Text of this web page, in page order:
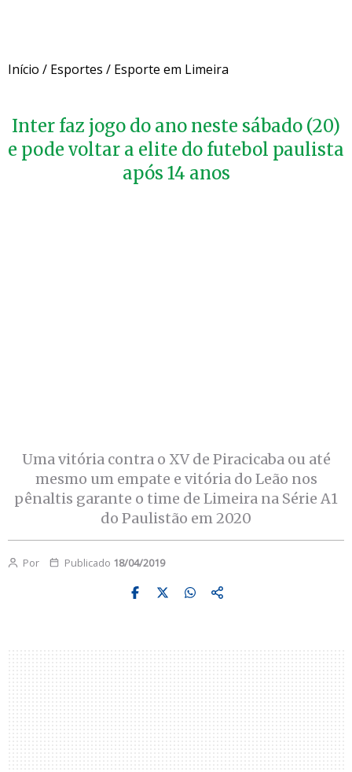
Início / Esportes / Esporte em Limeira
Inter faz jogo do ano neste sábado (20)
e pode voltar a elite do futebol paulista
após 14 anos
Uma vitória contra o XV de Piracicaba ou até
mesmo um empate e vitória do Leão nos
pênaltis garante o time de Limeira na Série A1
do Paulistão em 2020
Por Publicado 18/04/2019